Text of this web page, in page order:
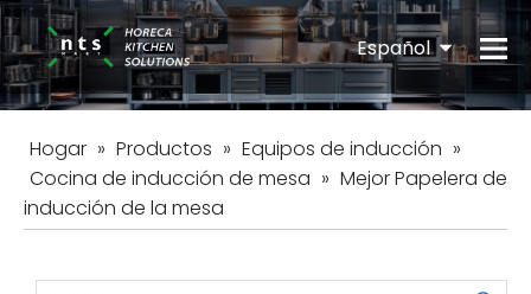
Español
English
Hogar » Productos » Equipos de inducción »
Cocina de inducción de mesa » Mejor Papelera de
inducción de la mesa